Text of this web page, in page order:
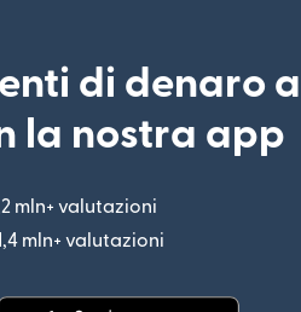
di denaro a
la nostra app
mln+ valutazioni
mln+ valutazioni